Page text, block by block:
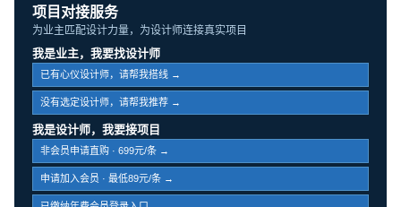
项目对接服务
为业主匹配设计力量，为设计师连接真实项目
我是业主，我要找设计师
已有心仪设计师，请帮我搭线 →
没有选定设计师，请帮我推荐 →
我是设计师，我要接项目
非会员申请直购 · 699元/条 →
申请加入会员 · 最低89元/条 →